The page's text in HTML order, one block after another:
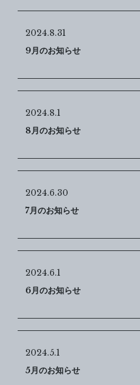
2024.8.31
9月のお知らせ
2024.8.1
8月のお知らせ
2024.6.30
7月のお知らせ
2024.6.1
6月のお知らせ
2024.5.1
5月のお知らせ